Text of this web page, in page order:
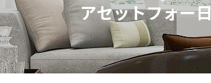
アセットフォー